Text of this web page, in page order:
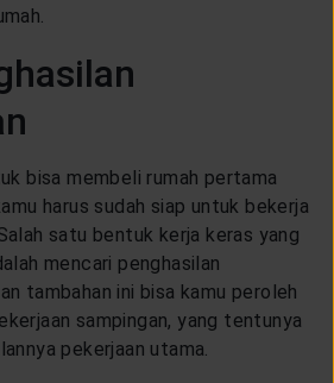
bisa membeli rumah pertama
harus sudah siap untuk bekerja
satu bentuk kerja keras yang
mencari penghasilan
tambahan ini bisa kamu peroleh
sampingan, yang tentunya
pekerjaan utama.